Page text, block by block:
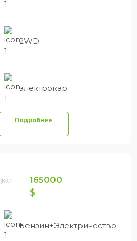
2WD
электрокар
Подробнее
(KKT-
165000
$
Бензин+Электричество